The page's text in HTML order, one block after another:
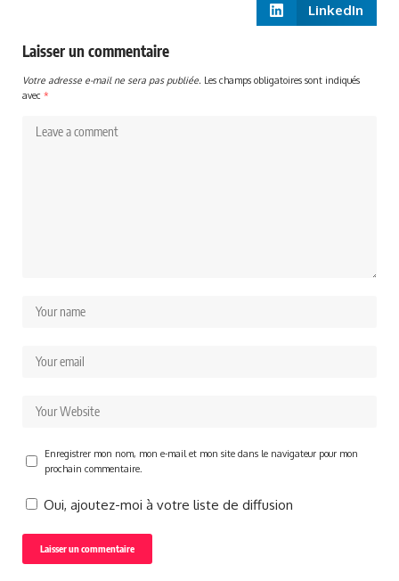
LinkedIn
Laisser un commentaire
Votre adresse e-mail ne sera pas publiée. Les champs obligatoires sont indiqués
avec *
Enregistrer mon nom, mon e-mail et mon site dans le navigateur pour mon
prochain commentaire.
Oui, ajoutez-moi à votre liste de diffusion